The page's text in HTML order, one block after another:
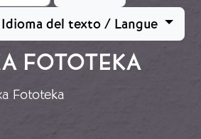
del texto / Langue
FOTOTEKA
Fototeka